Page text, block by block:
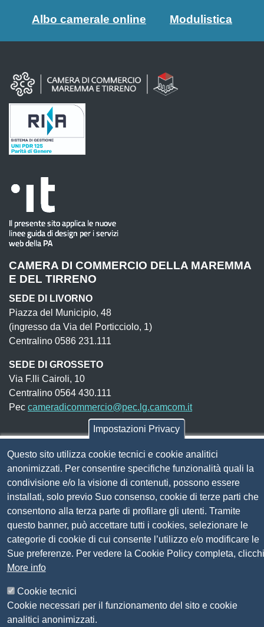
Albo camerale online Modulistica
CAMERA DI COMMERCIO DELLA MAREMMA
E DEL TIRRENO
SEDE DI LIVORNO
Piazza del Municipio, 48
(ingresso da Via del Porticciolo, 1)
Centralino 0586 231.111
SEDE DI GROSSETO
Via F.lli Cairoli, 10
Centralino 0564 430.111
Pec cameradicommercio@pec.lg.camcom.it
Codice univoco fatturazione elettronica:UFN1JE
Pagare con PagoPA
Seguici su
Sito web
Amministrazione trasparente
Mappa del sito
Social Media Policy
Dichiarazione di accessibilità
Feedback accessibilità
Impostazioni Privacy
Questo sito utilizza cookie tecnici e cookie analitici
anonimizzati. Per consentire specifiche funzionalità quali la
condivisione e/o la visione di contenuti, possono essere
installati, solo previo Suo consenso, cookie di terze parti che
consentono alla terza parte di profilare gli utenti. Tramite
questo banner, può accettare tutti i cookies, selezionare le
categorie di cookie di cui consente l’utilizzo e/o modificare le
Sue preferenze. Per vedere la Cookie Policy completa, clicchi
More info
Cookie tecnici
Cookie necessari per il funzionamento del sito e cookie
analitici anonimizzati.